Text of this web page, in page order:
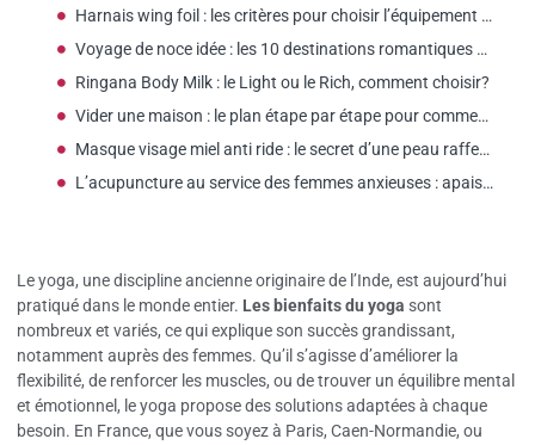
Harnais wing foil : les critères pour choisir l’équipement adapté aux femmes
Voyage de noce idée : les 10 destinations romantiques selon votre budget
Ringana Body Milk : le Light ou le Rich, comment choisir?
Vider une maison : le plan étape par étape pour commencer ?
Masque visage miel anti ride : le secret d’une peau raffermie ?
L’acupuncture au service des femmes anxieuses : apaisement et sérénité assurés
Le yoga, une discipline ancienne originaire de l’Inde, est aujourd’hui
pratiqué dans le monde entier. Les bienfaits du yoga sont
nombreux et variés, ce qui explique son succès grandissant,
notamment auprès des femmes. Qu’il s’agisse d’améliorer la
flexibilité, de renforcer les muscles, ou de trouver un équilibre mental
et émotionnel, le yoga propose des solutions adaptées à chaque
besoin. En France, que vous soyez à Paris, Caen-Normandie, ou